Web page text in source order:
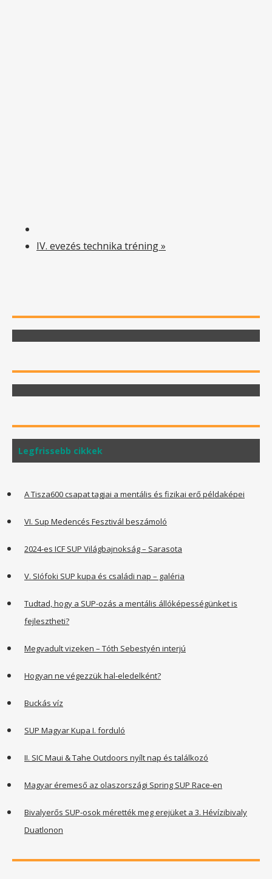
IV. evezés technika tréning»
Legfrissebb cikkek
A Tisza600 csapat tagjai a mentális és fizikai erő példaképei
VI. Sup Medencés Fesztivál beszámoló
2024-es ICF SUP Világbajnokság – Sarasota
V. SIófoki SUP kupa és családi nap – galéria
Tudtad, hogy a SUP-ozás a mentális állóképességünket is
fejlesztheti?
Megvadult vizeken – Tóth Sebestyén interjú
Hogyan ne végezzük hal-eledelként?
Buckás víz
SUP Magyar Kupa I. forduló
II. SIC Maui & Tahe Outdoors nyílt nap és találkozó
Magyar éremeső az olaszországi Spring SUP Race-en
Bivalyerős SUP-osok mérették meg erejüket a 3. Hévízibivaly
Duatlonon